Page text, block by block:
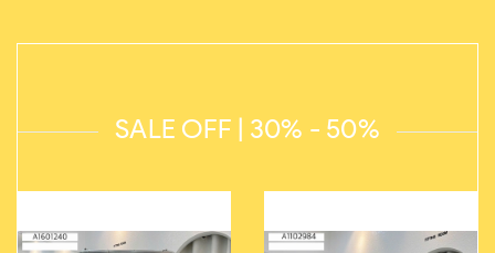
SALE OFF | 30% - 50%